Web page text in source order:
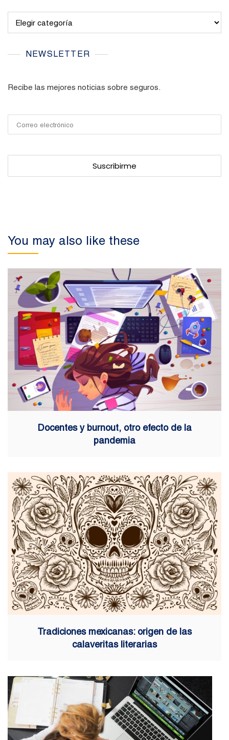
NEWSLETTER
Recibe las mejores noticias sobre seguros.
You may also like these
Docentes y burnout, otro efecto de la
pandemia
Tradiciones mexicanas: origen de las
calaveritas literarias